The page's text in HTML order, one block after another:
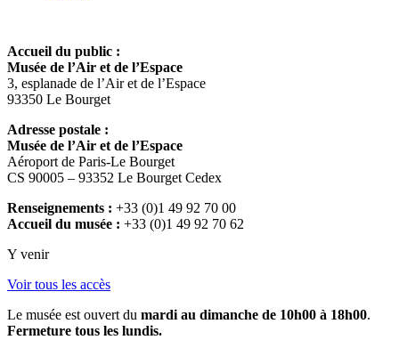
Accueil du public :
Musée de l’Air et de l’Espace
3, esplanade de l’Air et de l’Espace
93350 Le Bourget
Adresse postale :
Musée de l’Air et de l’Espace
Aéroport de Paris-Le Bourget
CS 90005 – 93352 Le Bourget Cedex
Renseignements : +33 (0)1 49 92 70 00
Accueil du musée : +33 (0)1 49 92 70 62
Y venir
Voir tous les accès
Le musée est ouvert du mardi au dimanche de 10h00 à 18h00.
Fermeture tous les lundis.